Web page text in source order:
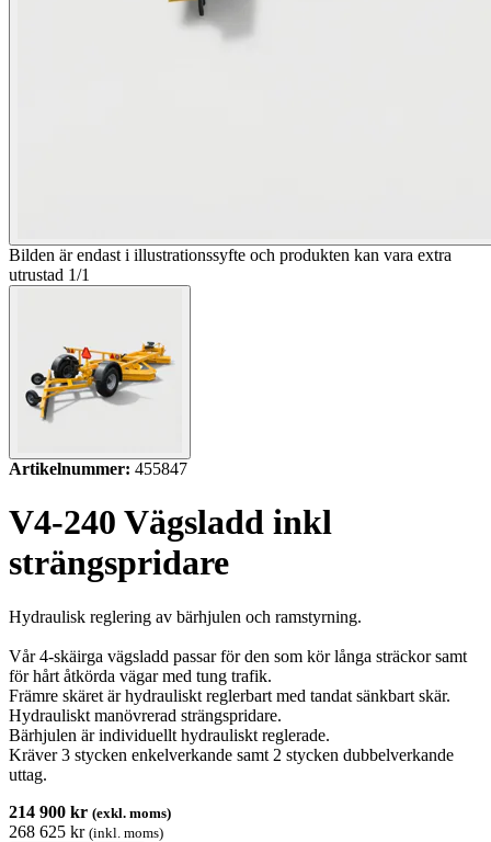
Bilden är endast i illustrationssyfte och produkten kan vara extra
utrustad 1/1
Artikelnummer: 455847
V4-240 Vägsladd inkl
strängspridare
Hydraulisk reglering av bärhjulen och ramstyrning.
Vår 4-skäirga vägsladd passar för den som kör långa sträckor samt
för hårt åtkörda vägar med tung trafik.
Främre skäret är hydrauliskt reglerbart med tandat sänkbart skär.
Hydrauliskt manövrerad strängspridare.
Bärhjulen är individuellt hydrauliskt reglerade.
Kräver 3 stycken enkelverkande samt 2 stycken dubbelverkande
uttag.
214 900 kr (exkl. moms)
268 625 kr (inkl. moms)